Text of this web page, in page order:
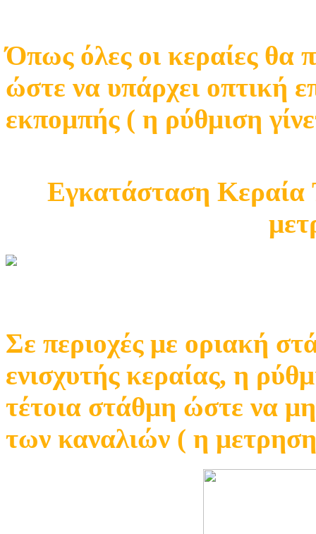
Όπως όλες οι κεραίες θα
ώστε να υπάρχει οπτική
εκπομπής ( η ρύθμιση
Εγκατάσταση Κεραία
Σε περιοχές με οριακή
ενισχυτής κεραίας, η
τέτοια στάθμη ώστε να
των καναλιών ( η μετρηση